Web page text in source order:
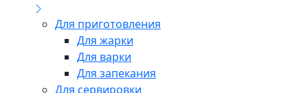
Для приготовления
Для жарки
Для варки
Для запекания
Для сервировки